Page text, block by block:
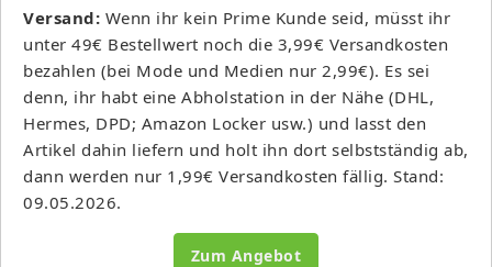
Versand: Wenn ihr kein Prime Kunde seid, müsst ihr
unter 49€ Bestellwert noch die 3,99€ Versandkosten
bezahlen (bei Mode und Medien nur 2,99€). Es sei
denn, ihr habt eine Abholstation in der Nähe (DHL,
Hermes, DPD; Amazon Locker usw.) und lasst den
Artikel dahin liefern und holt ihn dort selbstständig ab,
dann werden nur 1,99€ Versandkosten fällig. Stand:
09.05.2026.
Zum Angebot